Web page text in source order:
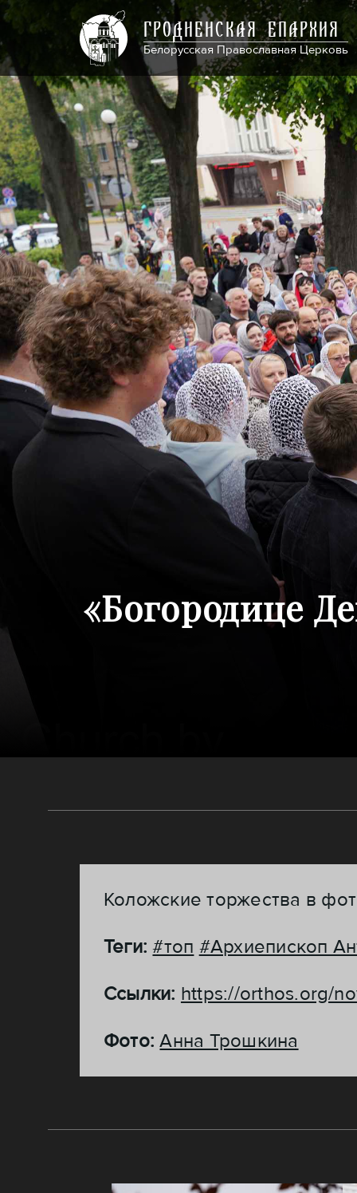
ГРОДНЕНСКАЯ ЕПАРХИЯ
Белорусская Православная Церковь
«Богородице
Коложские торжества в
Теги:#топ #Архиепископ
Ссылки: https://orthos.org/
Фото:Анна Трошкина